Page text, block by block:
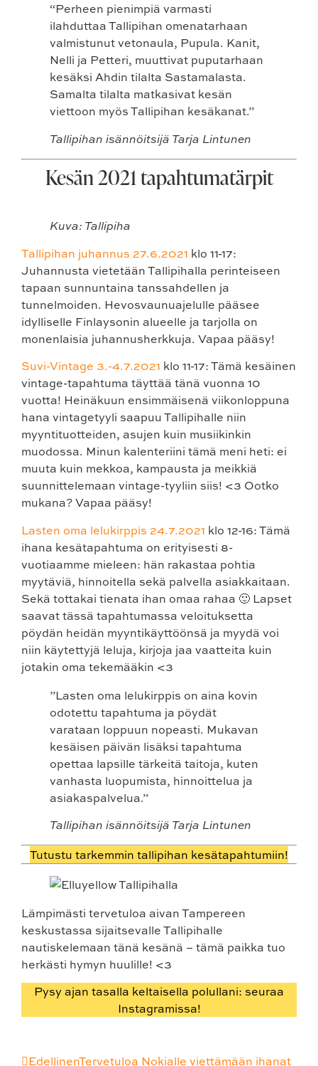
“Perheen pienimpiä varmasti
ilahduttaa Tallipihan omenatarhaan
valmistunut vetonaula, Pupula. Kanit,
Nelli ja Petteri, muuttivat puputarhaan
kesäksi Ahdin tilalta Sastamalasta.
Samalta tilalta matkasivat kesän
viettoon myös Tallipihan kesäkanat.”
Tallipihan isännöitsijä Tarja Lintunen
Kesän 2021 tapahtumatärpit
Kuva: Tallipiha
Tallipihan juhannus 27.6.2021 klo 11-17:
Juhannusta vietetään Tallipihalla perinteiseen
tapaan sunnuntaina tanssahdellen ja
tunnelmoiden. Hevosvaunuajelulle pääsee
idylliselle Finlaysonin alueelle ja tarjolla on
monenlaisia juhannusherkkuja. Vapaa pääsy!
Suvi-Vintage 3.-4.7.2021 klo 11-17: Tämä kesäinen
vintage-tapahtuma täyttää tänä vuonna 10
vuotta! Heinäkuun ensimmäisenä viikonloppuna
hana vintagetyyli saapuu Tallipihalle niin
myyntituotteiden, asujen kuin musiikinkin
muodossa. Minun kalenteriini tämä meni heti: ei
muuta kuin mekkoa, kampausta ja meikkiä
suunnittelemaan vintage-tyyliin siis! <3 Ootko
mukana? Vapaa pääsy!
Lasten oma lelukirppis 24.7.2021 klo 12-16:Tämä
ihana kesätapahtuma on erityisesti 8-
vuotiaamme mieleen: hän rakastaa pohtia
myytäviä, hinnoitella sekä palvella asiakkaitaan.
Sekä tottakai tienata ihan omaa rahaa 🙂 Lapset
saavat tässä tapahtumassa veloituksetta
pöydän heidän myyntikäyttöönsä ja myydä voi
niin käytettyjä leluja, kirjoja jaa vaatteita kuin
jotakin oma tekemääkin <3
”Lasten oma lelukirppis on aina kovin
odotettu tapahtuma ja pöydät
varataan loppuun nopeasti. Mukavan
kesäisen päivän lisäksi tapahtuma
opettaa lapsille tärkeitä taitoja, kuten
vanhasta luopumista, hinnoittelua ja
asiakaspalvelua.”
Tallipihan isännöitsijä Tarja Lintunen
Tutustu tarkemmin tallipihan kesätapahtumiin!
Lämpimästi tervetuloa aivan Tampereen
keskustassa sijaitsevalle Tallipihalle
nautiskelemaan tänä kesänä – tämä paikka tuo
herkästi hymyn huulille! <3
Pysy ajan tasalla keltaisella polullani: seuraa
Instagramissa!
EdellinenTervetuloa Nokialle viettämään ihanat